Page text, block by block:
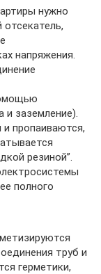
нужно
напряжения.
и заземление).
пропаиваются,
резиной”.
полного
труб и
герметики,